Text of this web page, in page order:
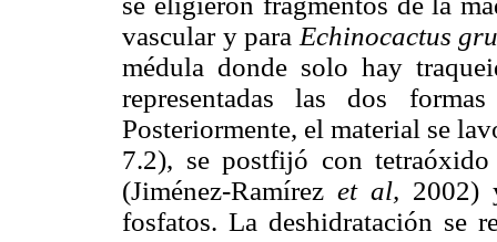
vascular y para Echinocactus
médula donde solo hay
representadas las dos
Posteriormente, el material se
7.2), se postfijó con
(Jiménez-Ramírez et al, 2002)
fosfatos. La deshidratación se